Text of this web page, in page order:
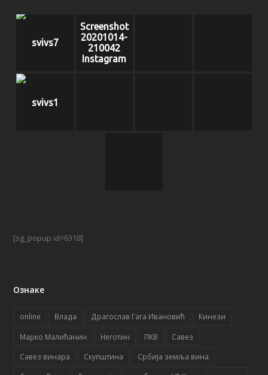
svivs7
Screenshot
20201014-
210042
Instagram
svivs1
[sg_popup id=6318]
Ознаке
online Влада Драгослав Гага Ивановић
Кинези
Марко Малићанин
Неготин ПКВ
Савез
Савез винара
Скупштина
Србија земља вина